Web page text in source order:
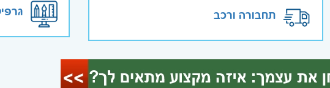
תחבורה ורכב